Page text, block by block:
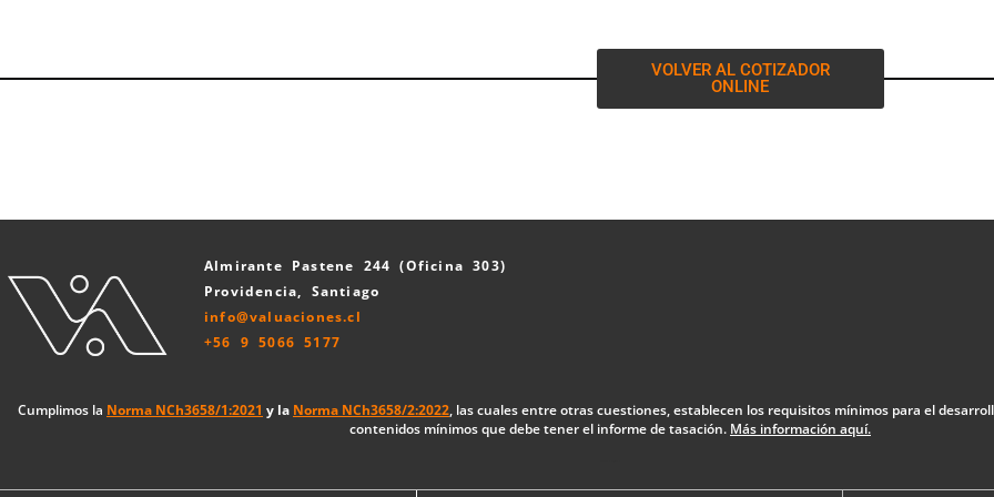
VOLVER AL COTIZADOR
ONLINE
Almirante Pastene 244 (Oficina 303)
Providencia, Santiago
info@valuaciones.cl
+56 9 5066 5177
Cumplimos la Norma NCh3658/1:2021 y la Norma NCh3658/2:2022, las cuales entre otras cuestiones, establecen los requisitos mínimos para el
contenidos mínimos que debe tener el informe de tasación. Más información aquí.